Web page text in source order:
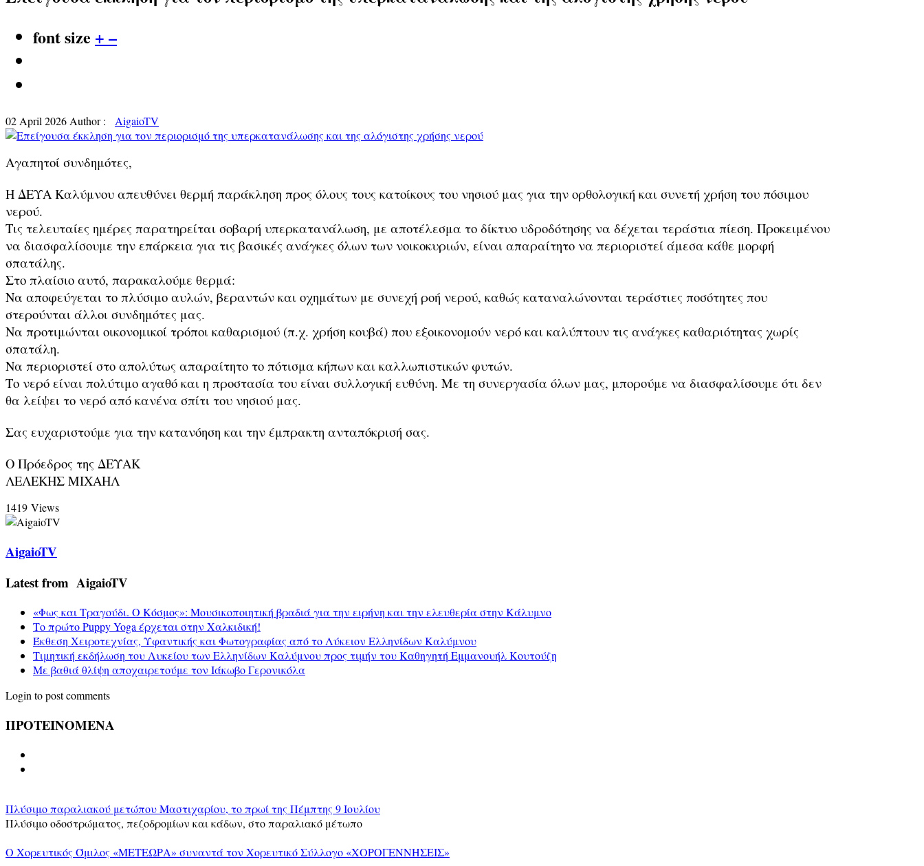
font size + –
02 April 2026 Author : AigaioTV
Αγαπητοί συνδημότες,
Η ΔΕΥΑ Καλύμνου απευθύνει θερμή παράκληση προς όλους τους κατοίκους του νησιού μας για την ορθολογική και συνετή χρήση του πόσιμου
νερού.
Τις τελευταίες ημέρες παρατηρείται σοβαρή υπερκατανάλωση, με αποτέλεσμα το δίκτυο υδροδότησης να δέχεται τεράστια πίεση. Προκειμένου
να διασφαλίσουμε την επάρκεια για τις βασικές ανάγκες όλων των νοικοκυριών, είναι απαραίτητο να περιοριστεί άμεσα κάθε μορφή
σπατάλης.
Στο πλαίσιο αυτό, παρακαλούμε θερμά:
Να αποφεύγεται το πλύσιμο αυλών, βεραντών και οχημάτων με συνεχή ροή νερού, καθώς καταναλώνονται τεράστιες ποσότητες που
στερούνται άλλοι συνδημότες μας.
Να προτιμώνται οικονομικοί τρόποι καθαρισμού (π.χ. χρήση κουβά) που εξοικονομούν νερό και καλύπτουν τις ανάγκες καθαριότητας χωρίς
σπατάλη.
Να περιοριστεί στο απολύτως απαραίτητο το πότισμα κήπων και καλλωπιστικών φυτών.
Το νερό είναι πολύτιμο αγαθό και η προστασία του είναι συλλογική ευθύνη. Με τη συνεργασία όλων μας, μπορούμε να διασφαλίσουμε ότι δεν
θα λείψει το νερό από κανένα σπίτι του νησιού μας.
Σας ευχαριστούμε για την κατανόηση και την έμπρακτη ανταπόκρισή σας.
Ο Πρόεδρος της ΔΕΥΑΚ
ΛΕΛΕΚΗΣ ΜΙΧΑΗΛ
1419 Views
AigaioTV
Latest from AigaioTV
«Φως και Τραγούδι. Ο Κόσμος»: Μουσικοποιητική βραδιά για την ειρήνη και την ελευθερία στην Κάλυμνο
Το πρώτο Puppy Yoga έρχεται στην Χαλκιδική!
Έκθεση Χειροτεχνίας, Υφαντικής και Φωτογραφίας από το Λύκειον Ελληνίδων Καλύμνου
Τιμητική εκδήλωση του Λυκείου των Ελληνίδων Καλύμνου προς τιμήν του Καθηγητή Εμμανουήλ Κουτούζη
Με βαθιά θλίψη αποχαιρετούμε τον Ιάκωβο Γερονικόλα
Login to post comments
ΠΡΟΤΕΙΝΟΜΕΝΑ
Πλύσιμο παραλιακού μετώπου Μαστιχαρίου, το πρωί της Πέμπτης 9 Ιουλίου
Πλύσιμο οδοστρώματος, πεζοδρομίων και κάδων, στο παραλιακό μέτωπο
Ο Χορευτικός Όμιλος «ΜΕΤΕΩΡΑ» συναντά τον Χορευτικό Σύλλογο «ΧΟΡΟΓΕΝΝΗΣΕΙΣ»